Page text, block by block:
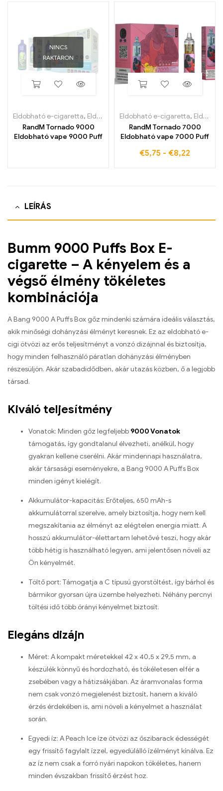
NINCS
RAKTÁRON
Eldobható e-cigaretta, Eldobható e-cigaretta Belgiumban ,
RandM Tornado 9000
Eldobható vape 9000 Puff
Eldobható e-cigaretta, Eldobható e-cigaretta Belgiumban
RandM Tornado 7000
Eldobható vape 7000 Puff
€5,75 - €8,22
LEÍRÁS
Bumm 9000 Puffs Box E-
cigarette – A kényelem és a
végső élmény tökéletes
kombinációja
A Bang 9000 A Puffs Box gőz mindenki számára ideális választás,
akik minőségi dohányzási élményt keresnek. Ez az eldobható e-
cigi ötvözi az erős teljesítményt a vonzó dizájnnal és biztosítja,
hogy minden felhasználó páratlan dohányzási élményben
részesüljön. Akár szabadidődben, akár utazás közben, ő a legjobb
társad.
Kiváló teljesítmény
Vonatok: Minden gőz legfeljebb 9000 Vonatok
támogatás, így gondtalanul élvezheti, anélkül, hogy
gyakran kellene cserélni. Akár mindennapi használatra,
akár társasági eseményekre, a Bang 9000 A Puffs Box
minden igényt kielégít.
Akkumulátor-kapacitás: Erőteljes, 650 mAh-s
akkumulátorral szerelve, amely biztosítja, hogy nem kell
megszakítania az élményt az elégtelen energia miatt. A
hosszú akkumulátor-élettartam lehetővé teszi, hogy akár
több hétig is használható legyen, ami jelentősen növeli az
Ön kényelmét.
Töltő port: Támogatja a C típusú gyorstöltést, így bárhol és
bármikor gyorsan újra üzembe helyezheti. Néhány percnyi
töltési idő több órányi kényelmet biztosít.
Elegáns dizájn
Méret: A kompakt méretekkel 42 x 40,5 x 29,5 mm, a
készülék könnyű és hordozható, és tökéletesen elfér a
zsebében vagy a hátizsákjában. Az áramvonalas forma
nem csak vonzó megjelenést biztosít, hanem a kiváló
érzés érdekében is, ami növeli a kényelmet a használat
során.
Egyedi íz: A Peach Ice íze ötvözi az őszibarack édességét
egy frissítő fagylalt ízzel, egyedülálló ízélményt kínálva. Ez
az íz nem csak a forró nyári napokon tökéletes, hanem
minden évszakban frissítő érzést hoz.